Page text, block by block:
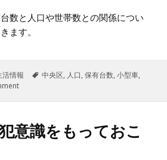
数と人口や世帯数との関係につい
ます。
活情報
タ
中央区, 人口,保有台数,小型車,
意識をもっておこ